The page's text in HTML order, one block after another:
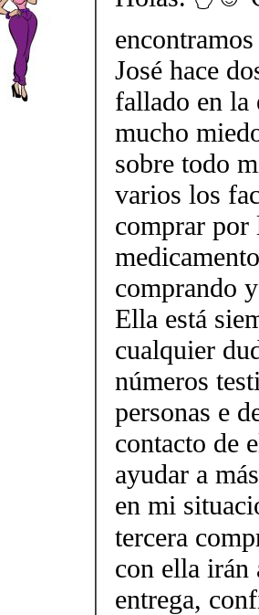
José hace
fallado en la
mucho
sobre todo
varios los
comprar por
comprando
Ella está
cualquier
números
personas e
contacto de
ayudar a
en mi
tercera
con ella irán
entrega,